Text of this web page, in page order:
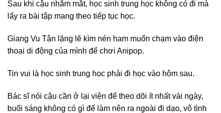
Sau khi cậu nhắm mắt, học sinh trung học không có đi mà
lấy ra bài tập mang theo tiếp tục học.
Giang Vu Tận lặng lẽ kìm nén ham muốn chạm vào điện
thoại di động của mình để chơi Anipop.
Tin vui là học sinh trung học phải đi học vào hôm sau.
Bác sĩ nói cậu cần ở lại viện để theo dõi ít nhất vài ngày,
buổi sáng không có gì để làm nên ra ngoài đi dạo, vô tình